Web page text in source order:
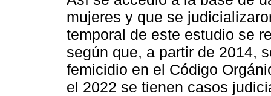
mujeres y que se
temporal de este estudio se
según que, a partir de 2014,
femicidio en el Código
el 2022 se tienen casos